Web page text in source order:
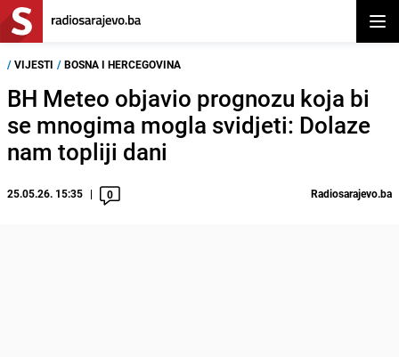
/ VIJESTI / BOSNA I HERCEGOVINA
BH Meteo objavio prognozu koja bi
se mnogima mogla svidjeti: Dolaze
nam topliji dani
25.05.26. 15:35 0 Radiosarajevo.ba